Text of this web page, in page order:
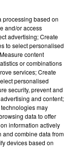
dévoile
édition de
2026 au
président...
Voir plus
processing based on
and/or access
advertising; Create
to select personalised
content
or combinations
services; Create
personalised
security, prevent and
and content;
may
data to offer
information actively
and combine data from
devices based on